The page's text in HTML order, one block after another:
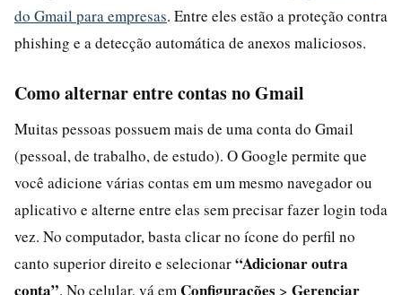
do Gmail para empresas. Entre eles estão a proteção contra
phishing e a detecção automática de anexos maliciosos.
Como alternar entre contas no Gmail
Muitas pessoas possuem mais de uma conta do Gmail
(pessoal, de trabalho, de estudo). O Google permite que
você adicione várias contas em um mesmo navegador ou
aplicativo e alterne entre elas sem precisar fazer login toda
vez. No computador, basta clicar no ícone do perfil no
canto superior direito e selecionar“Adicionar outra
conta”. No celular, vá em Configurações > Gerenciar